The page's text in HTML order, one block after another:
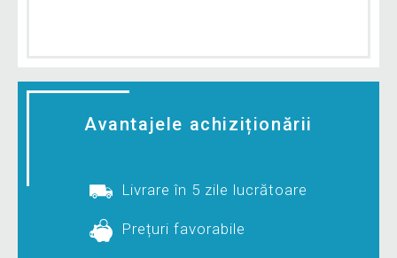
Avantajele achiziționării
Livrare în 5 zile lucrătoare
Prețuri favorabile